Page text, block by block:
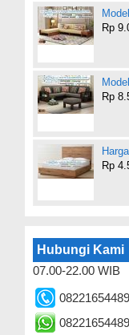
Rp
Rp
Rp
Hubungi Kami
07.00-22.00 WIB